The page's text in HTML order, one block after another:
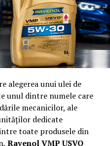
alegerea unui ulei de
unul dintre numele care
mecanicilor, ale
dedicate
toate produsele din
Ravenol VMP USVO